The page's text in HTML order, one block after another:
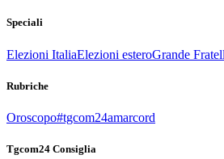
Speciali
Elezioni ItaliaElezioni esteroGrande
Rubriche
Oroscopo#tgcom24amarcord
Tgcom24 Consiglia